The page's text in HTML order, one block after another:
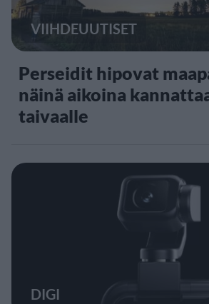
VIIHDEUUTISET
Perseidit hipovat
näinä aikoina
taivaalle
DIGI